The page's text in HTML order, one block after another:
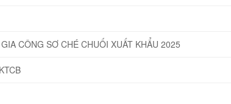
CÔNG SƠ CHÉ CHUỐI XUẤT KHẨU 2025